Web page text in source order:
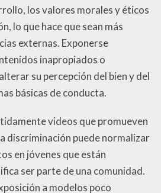
los valores morales y éticos
lo que hace que sean más
externas. Exponerse
inapropiados o
su percepción del bien y del
básicas de conducta.
videos que promueven
discriminación puede normalizar
en jóvenes que están
ser parte de una comunidad.
a modelos poco